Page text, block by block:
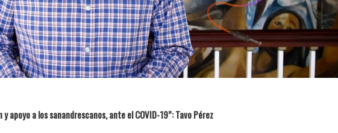
apoyo a los sanandrescanos, ante el COVID-19”: Tavo Pérez